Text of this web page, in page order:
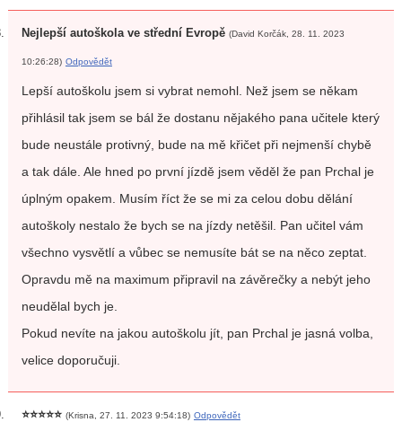
Nejlepší autoškola ve střední Evropě (David Korčák, 28. 11. 2023
10:26:28) Odpovědět
Lepší autoškolu jsem si vybrat nemohl. Než jsem se někam
přihlásil tak jsem se bál že dostanu nějakého pana učitele který
bude neustále protivný, bude na mě křičet při nejmenší chybě
a tak dále. Ale hned po první jízdě jsem věděl že pan Prchal je
úplným opakem. Musím říct že se mi za celou dobu dělání
autoškoly nestalo že bych se na jízdy netěšil. Pan učitel vám
všechno vysvětlí a vůbec se nemusíte bát se na něco zeptat.
Opravdu mě na maximum připravil na závěrečky a nebýt jeho
neudělal bych je.
Pokud nevíte na jakou autoškolu jít, pan Prchal je jasná volba,
velice doporučuji.
⭐⭐⭐⭐⭐ (Krisna, 27. 11. 2023 9:54:18) Odpovědět